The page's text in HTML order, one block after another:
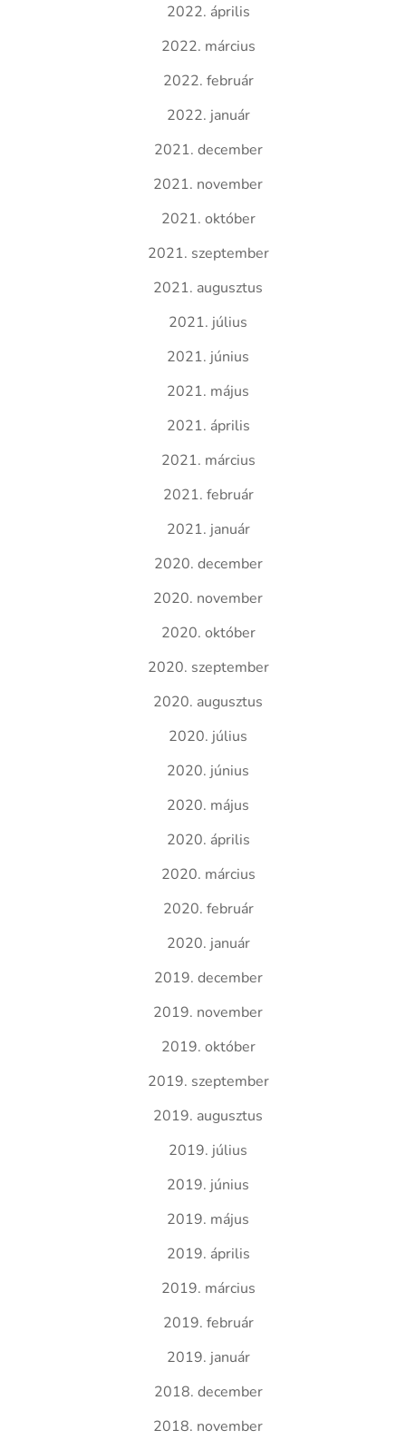
2022. április
2022. március
2022. február
2022. január
2021. december
2021. november
2021. október
2021. szeptember
2021. augusztus
2021. július
2021. június
2021. május
2021. április
2021. március
2021. február
2021. január
2020. december
2020. november
2020. október
2020. szeptember
2020. augusztus
2020. július
2020. június
2020. május
2020. április
2020. március
2020. február
2020. január
2019. december
2019. november
2019. október
2019. szeptember
2019. augusztus
2019. július
2019. június
2019. május
2019. április
2019. március
2019. február
2019. január
2018. december
2018. november